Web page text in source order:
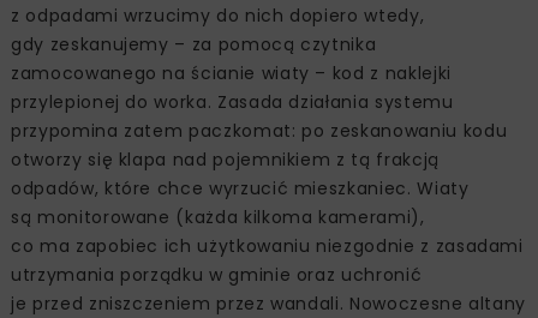
z odpadami wrzucimy do nich dopiero wtedy,
gdy zeskanujemy – za pomocą czytnika
zamocowanego na ścianie wiaty – kod z naklejki
przylepionej do worka. Zasada działania systemu
przypomina zatem paczkomat: po zeskanowaniu kodu
otworzy się klapa nad pojemnikiem z tą frakcją
odpadów, które chce wyrzucić mieszkaniec. Wiaty
są monitorowane (każda kilkoma kamerami),
co ma zapobiec ich użytkowaniu niezgodnie z zasadami
utrzymania porządku w gminie oraz uchronić
je przed zniszczeniem przez wandali. Nowoczesne altany